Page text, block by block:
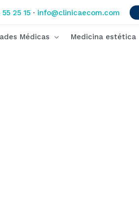
25 15 · info@clinicaecom.com
Médicas Medicina estética